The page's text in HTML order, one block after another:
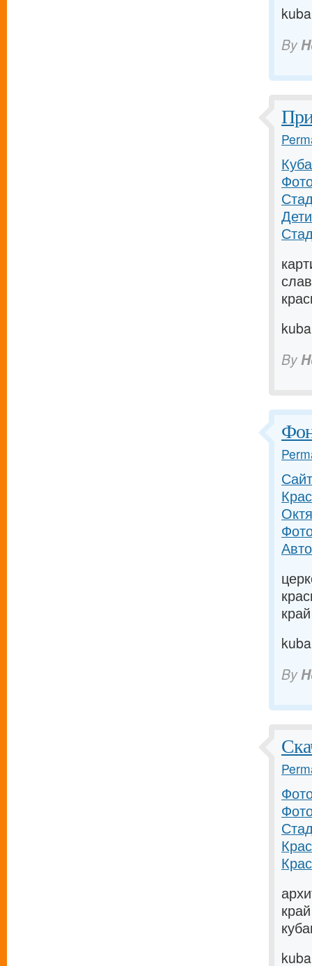
By
By
By